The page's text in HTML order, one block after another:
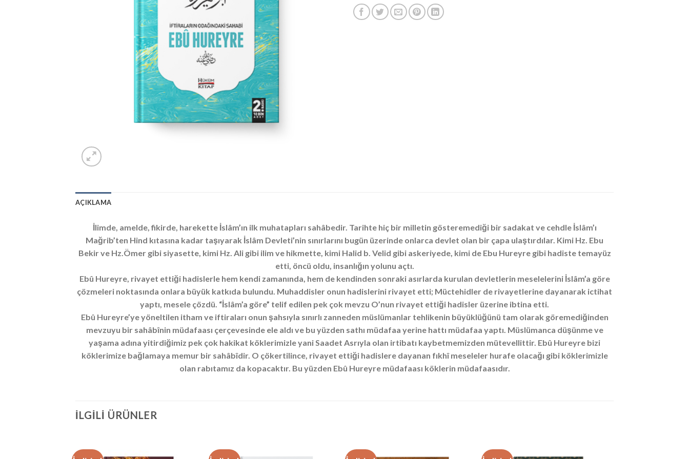
AÇIKLAMA
İlimde, amelde, fikirde, harekette İslâm’ın ilk muhatapları sahâbedir. Tarihte hiç bir milletin gösteremediği bir sadakat ve cehdle İslâm’ı
Mağrib’ten Hind kıtasına kadar taşıyarak İslâm Devleti’nin sınırlarını bugün üzerinde onlarca devlet olan bir çapa ulaştırdılar. Kimi Hz. Ebu
Bekir ve Hz.Ömer gibi siyasette, kimi Hz. Ali gibi ilim ve hikmette, kimi Halid b. Velid gibi askeriyede, kimi de Ebu Hureyre gibi hadiste temayüz
etti, öncü oldu, insanlığın yolunu açtı.
Ebû Hureyre, rivayet ettiği hadislerle hem kendi zamanında, hem de kendinden sonraki asırlarda kurulan devletlerin meselelerini İslâm’a göre
çözmeleri noktasında onlara büyük katkıda bulundu. Muhaddisler onun hadislerini rivayet etti; Müctehidler de rivayetlerine dayanarak ictihat
yaptı, mesele çözdü. “İslâm’a göre” telif edilen pek çok mevzu O’nun rivayet ettiği hadisler üzerine ibtina etti.
Ebû Hureyre’ye yöneltilen itham ve iftiraları onun şahsıyla sınırlı zanneden müslümanlar tehlikenin büyüklüğünü tam olarak göremediğinden
mevzuyu bir sahâbînin müdafaası çerçevesinde ele aldı ve bu yüzden sathı müdafaa yerine hattı müdafaa yaptı. Müslümanca düşünme ve
yaşama adına yitirdiğimiz pek çok hakikat köklerimizle yani Saadet Asrıyla olan irtibatı kaybetmemizden mütevellittir. Ebû Hureyre bizi
köklerimize bağlamaya memur bir sahâbîdir. O çökertilince, rivayet ettiği hadislere dayanan fıkhî meseleler hurafe olacağı gibi köklerimizle
olan rabıtamız da kopacaktır. Bu yüzden Ebû Hureyre müdafaası köklerin müdafaasıdır.
İLGILI ÜRÜNLER